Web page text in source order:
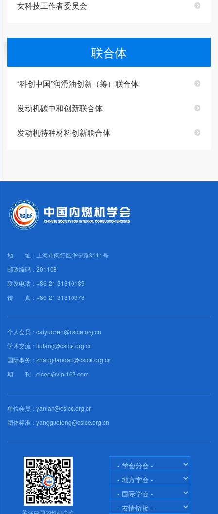
女科技工作者委员会
联合体
“科创中国”润滑油创新（筹）联合体
发动机碳中和创新联合体
发动机特种材料创新联合体
地 址：上海市闵行区华宁路3111号
邮政编码：201108
联系电话：+86-21-31310189
传 真：+86-21-31310973
个人会员：caiyuchen@csice.org.cn
学术交流：liufang@csice.org.cn
国际事务：zhangdandan@csice.org.cn
期 刊：cicee@vip.163.com
单位会员：yanlan@csice.org.cn
团体标准：yangguofeng@csice.org.cn
关注中国内燃机学会